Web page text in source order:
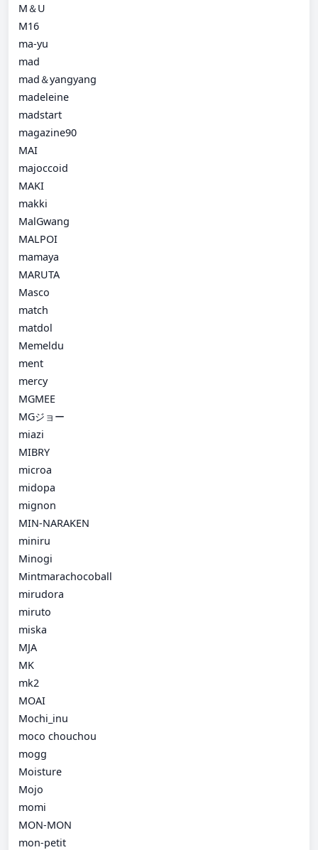
M＆U
M16
ma-yu
mad
mad＆yangyang
madeleine
madstart
magazine90
MAI
majoccoid
MAKI
makki
MalGwang
MALPOI
mamaya
MARUTA
Masco
match
matdol
Memeldu
ment
mercy
MGMEE
MGジョー
miazi
MIBRY
microa
midopa
mignon
MIN-NARAKEN
miniru
Minogi
Mintmarachocoball
mirudora
miruto
miska
MJA
MK
mk2
MOAI
Mochi_inu
moco chouchou
mogg
Moisture
Mojo
momi
MON-MON
mon-petit